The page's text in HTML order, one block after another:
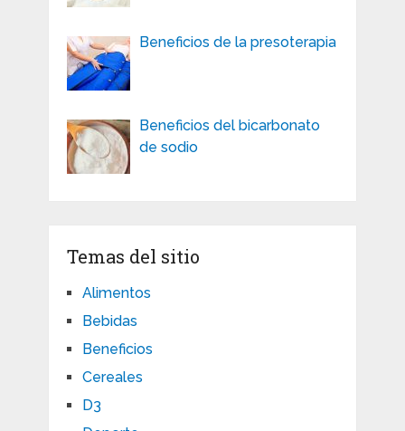
Beneficios de la presoterapia
Beneficios del bicarbonato
de sodio
Temas del sitio
Alimentos
Bebidas
Beneficios
Cereales
D3